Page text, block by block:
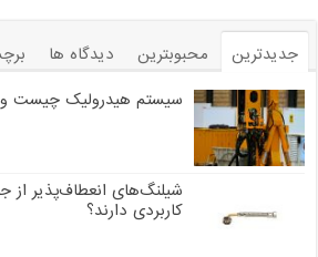
جدیدترین محبوبترین دیدگاه ها
سیستم هیدرولیک چیست و
شیلنگ‌های انعطاف‌پذیر
کاربردی دارند؟